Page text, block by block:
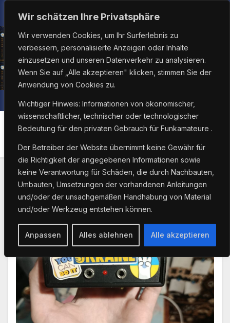
Wir schätzen Ihre Privatsphäre
Wir verwenden Cookies, um Ihr Surferlebnis zu
verbessern, personalisierte Anzeigen oder Inhalte
einzusetzen und unseren Datenverkehr zu analysieren.
Wenn Sie auf „Alle akzeptieren" klicken, stimmen Sie der
Anwendung von Cookies zu.
Wichtiger Hinweis: Informationen von ökonomischer,
wissenschaftlicher, technischer oder technologischer
Bedeutung für den privaten Gebrauch für Funkamateure .
Der Betreiber der Website übernimmt keine Gewähr für
die Richtigkeit der angegebenen Informationen sowie
keine Verantwortung für Schäden, die durch Nachbauten,
Umbauten, Umsetzungen der vorhandenen Anleitungen
und/oder der unsachgemäßen Handhabung von Material
und/oder Werkzeug entstehen können.
Anpassen Alles ablehnen Alle akzeptieren
Inhalt
springen
Sa.. Aug. 8th, 2026 6:13:07 PM
Kategorie:Transceiver